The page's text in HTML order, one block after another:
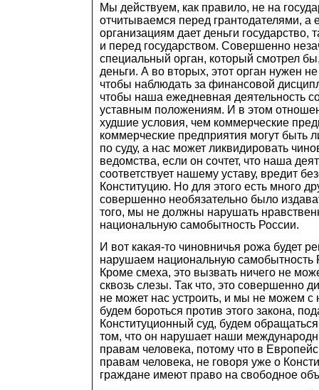
Мы действуем, как правило, не на
отчитываемся перед грантодателями, а
организациям дает деньги государство,
и перед государством. Совершенно
специальный орган, который смотрел
деньги. А во вторых, этот орган нужен не
чтобы наблюдать за финансовой
чтобы наша ежедневная деятельность
уставным положениям. И в этом
худшие условия, чем коммерческие
коммерческие предприятия могут быть
по суду, а нас может ликвидировать
ведомства, если он сочтет, что наша
соответствует нашему уставу, вредит
Конституцию. Но для этого есть много
совершенно необязательно было
того, мы не должны нарушать
национальную самобытность России.
И вот какая-то чиновничья рожа будет
нарушаем национальную самобытность
Кроме смеха, это вызвать ничего не
сквозь слезы. Так что, это совершенно
не может нас устроить, и мы не можем
будем бороться против этого закона,
Конституционный суд, будем
том, что он нарушает наши
правам человека, потому что в
правам человека, не говоря уже о
граждане имеют право на свободное